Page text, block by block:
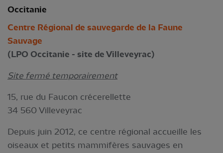
Occitanie
Centre Régional de sauvegarde de la Faune
Sauvage
(LPO Occitanie - site de Villeveyrac)
Site fermé temporairement
15, rue du Faucon crécerellette
34 560 Villeveyrac
Depuis juin 2012, ce centre régional accueille les
oiseaux et petits mammifères sauvages en